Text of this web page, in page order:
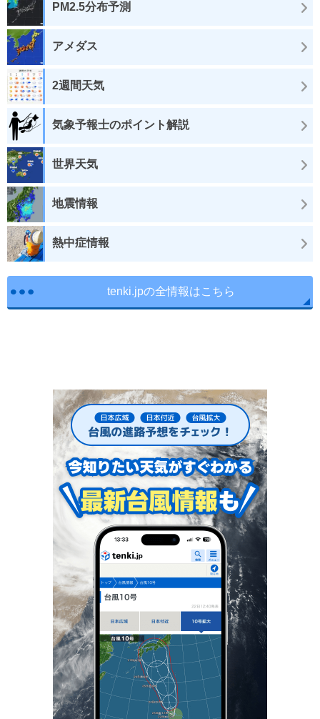
PM2.5分布予測
アメダス
2週間天気
気象予報士のポイント解説
世界天気
地震情報
熱中症情報
tenki.jpの全情報はこちら